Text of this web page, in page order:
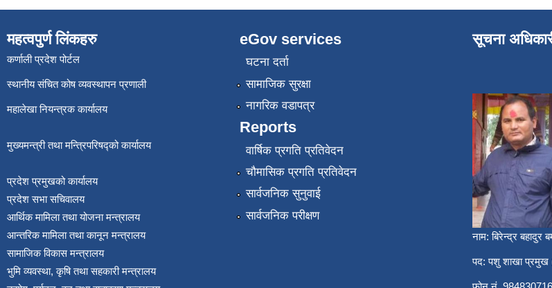
महत्वपुर्ण लिंकहरु
कर्णाली प्रदेश पोर्टल
स्थानीय संचित कोष व्यवस्थापन प्रणाली
महालेखा नियन्त्रक कार्यालय
मुख्यमन्त्री तथा मन्त्रिपरिषद्को कार्यालय
प्रदेश प्रमुखको कार्यालय
प्रदेश सभा सचिवालय
आर्थिक मामिला तथा योजना मन्त्रालय
आन्तरिक मामिला तथा कानून मन्त्रालय
सामाजिक विकास मन्त्रालय
भुमि व्यवस्था, कृषि तथा सहकारी मन्त्रालय
eGov services
घटना दर्ता
सामाजिक सुरक्षा
नागरिक वडापत्र
Reports
वार्षिक प्रगति प्रतिवेदन
चौमासिक प्रगति प्रतिवेदन
सार्वजनिक सुनुवाई
सार्वजनिक परीक्षण
सूचना
नाम: बिरेन्द्र बहादुर
पद: पशु शाखा प्रमुख